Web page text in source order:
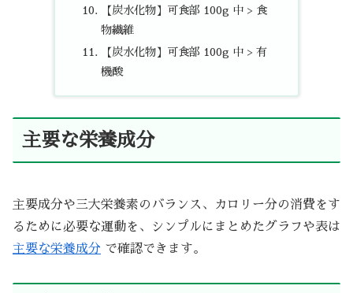
【炭水化物】可食部 100g 中 > 食
物繊維
【炭水化物】可食部 100g 中 > 有
機酸
主要な栄養成分
主要成分や三大栄養素のバランス、カロリー分の消費をす
るために必要な運動を、シンプルにまとめたグラフや表は
主要な栄養成分 で確認できます。